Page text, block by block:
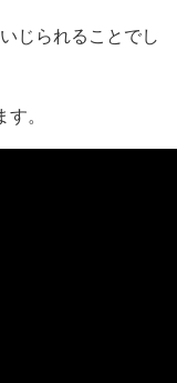
じられることでし
。